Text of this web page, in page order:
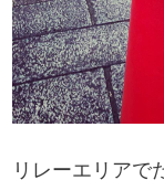
リレーエリアで